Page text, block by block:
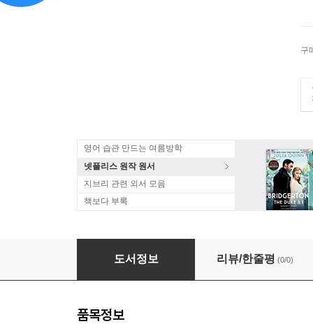
구
영어 습관 만드는 여름방학
넷플리스 원작 원서
지브리 관련 외서 모음
책보다 부록
「空腹」が人を健康にする
도서정보 리뷰/한줄평 (0/0)
품목정보